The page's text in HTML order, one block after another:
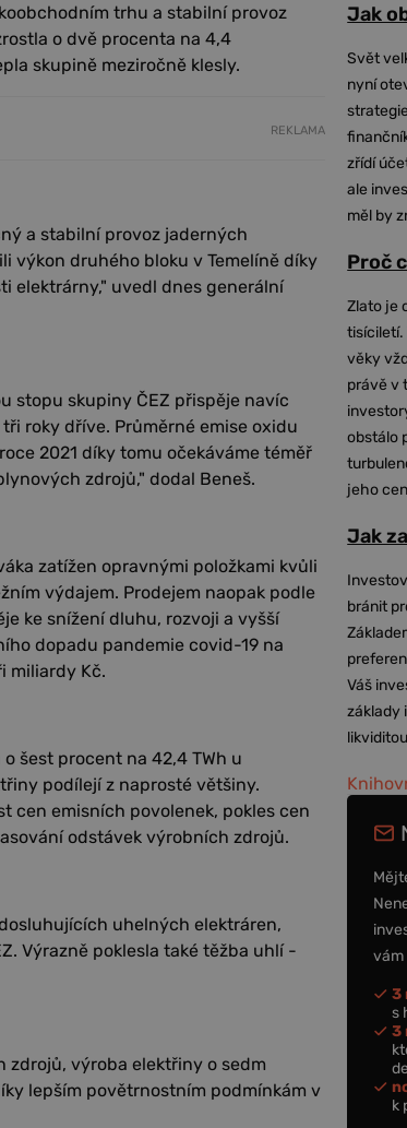
trhu a stabilní provoz
o dvě procenta na 4,4
skupině meziročně klesly.
REKLAMA
a stabilní provoz jaderných
výkon druhého bloku v Temelíně díky
elektrárny," uvedl dnes generální
stopu skupiny ČEZ přispěje navíc
roky dříve. Průměrné emise oxidu
2021 díky tomu očekáváme téměř
zdrojů," dodal Beneš.
zatížen opravnými položkami kvůli
výdajem. Prodejem naopak podle
ke snížení dluhu, rozvoji a vyšší
dopadu pandemie covid-19 na
miliardy Kč.
šest procent na 42,4 TWh u
podílejí z naprosté většiny.
cen emisních povolenek, pokles cen
odstávek výrobních zdrojů.
uhelných elektráren,
Výrazně poklesla také těžba uhlí -
zdrojů, výroba elektřiny o sedm
lepším povětrnostním podmínkám v
Jak
Svět
nyní
zřídí
ale
měl by
Proč
Zlato je
tisíciletí.
věky
právě v
obstálo
jeho
Jak
bránit
Váš
základy
vám
3
s
3
k